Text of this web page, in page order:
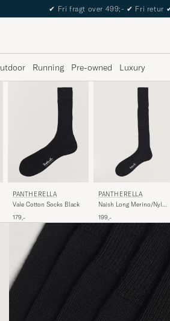
The Care of Carl
Running Pre-owned Luxury
PANTHERELLA
Vale Cotton Socks Black
179,-
PANTHERELLA
Naish Long Merino/Nylon
199,-